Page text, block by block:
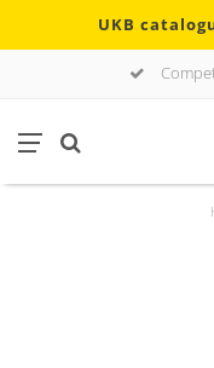
UKB